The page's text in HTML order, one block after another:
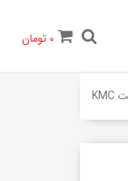
0 تومان